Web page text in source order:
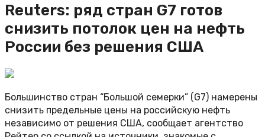
Reuters: ряд стран G7 готов
снизить потолок цен на нефть
России без решения США
Большинство стран “Большой семерки” (G7) намерены
снизить предельные цены на российскую нефть
независимо от решения США, сообщает агентство